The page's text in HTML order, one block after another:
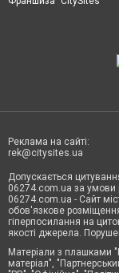
Реклама на сайті:
rek@citysites.ua
Допускається
06274.com.ua за умови
06274.com.ua - Сайт
обов'язкове
гіперпосилання на
якості джерела.
Матеріали з плашками
матеріал",